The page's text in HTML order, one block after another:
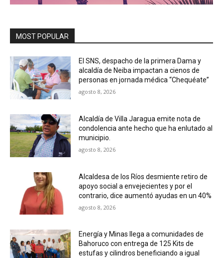
MOST POPULAR
El SNS, despacho de la primera Dama y
alcaldía de Neiba impactan a cienos de
personas en jornada médica “Chequéate”
agosto 8, 2026
Alcaldía de Villa Jaragua emite nota de
condolencia ante hecho que ha enlutado al
municipio.
agosto 8, 2026
Alcaldesa de los Ríos desmiente retiro de
apoyo social a envejecientes y por el
contrario, dice aumentó ayudas en un 40%
agosto 8, 2026
Energía y Minas llega a comunidades de
Bahoruco con entrega de 125 Kits de
estufas y cilindros beneficiando a igual